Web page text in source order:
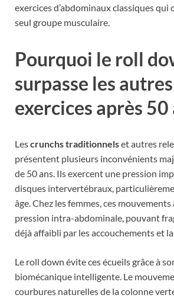
exercices d’abdominaux classiques
seul groupe musculaire.
Pourquoi le roll
surpasse les autres
exercices après 50
Lescrunchs traditionnelset autres
présentent plusieurs inconvénients
de 50 ans. Ils exercent une pression
disques intervertébraux,
âge. Chez les femmes, ces
pression intra-abdominale, pouvant
déjà affaibli par les accouchements et
Le roll down évite ces écueils grâce à
biomécanique intelligente. Le
courbures naturelles de la colonne